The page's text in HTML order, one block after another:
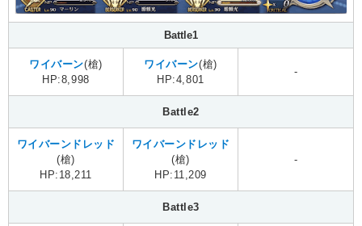
Battle1
ワイバーン(槍)
HP:8,998
ワイバーン(槍)
HP:4,801
-
Battle2
ワイバーンドレッド
(槍)
HP:18,211
ワイバーンドレッド
(槍)
HP:11,209
-
Battle3